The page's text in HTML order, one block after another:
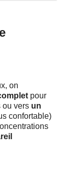
on
pour
ou vers un
confortable)